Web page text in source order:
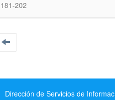
181-202
Dirección de Servicios de